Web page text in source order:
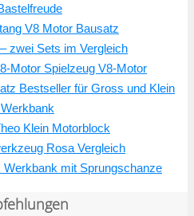
V8 Motor Bausatz
zwei Sets im Vergleich
Motor Spielzeug V8-Motor
Bestseller für Gross und Klein
Klein Motorblock
Rosa Vergleich
mit Sprungschanze